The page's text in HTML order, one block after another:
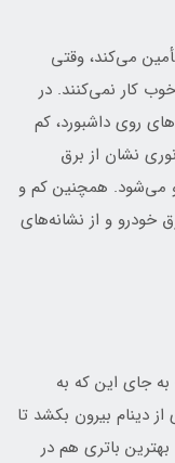
می‌کند، وقتی
کار نمی‌کنند. در
روی داشبورد، کم
نشان از برق
می‌شود. همچنین کم و
خودرو و از نشانه‌های
جای این که به
دینام بیرون بکشد تا
باتری هم در